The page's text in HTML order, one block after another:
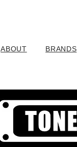
ABOUT BRANDS